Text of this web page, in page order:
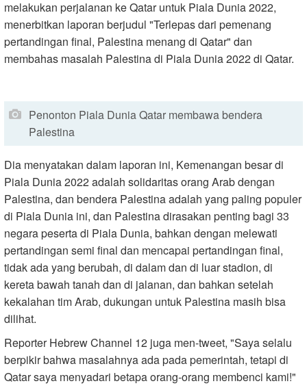
melakukan perjalanan ke Qatar untuk Piala Dunia 2022,
menerbitkan laporan berjudul "Terlepas dari pemenang
pertandingan final, Palestina menang di Qatar" dan
membahas masalah Palestina di Piala Dunia 2022 di Qatar.
Penonton Piala Dunia Qatar membawa bendera
Palestina
Dia menyatakan dalam laporan ini, Kemenangan besar di
Piala Dunia 2022 adalah solidaritas orang Arab dengan
Palestina, dan bendera Palestina adalah yang paling populer
di Piala Dunia ini, dan Palestina dirasakan penting bagi 33
negara peserta di Piala Dunia, bahkan dengan melewati
pertandingan semi final dan mencapai pertandingan final,
tidak ada yang berubah, di dalam dan di luar stadion, di
kereta bawah tanah dan di jalanan, dan bahkan setelah
kekalahan tim Arab, dukungan untuk Palestina masih bisa
dilihat.
Reporter Hebrew Channel 12 juga men-tweet, "Saya selalu
berpikir bahwa masalahnya ada pada pemerintah, tetapi di
Qatar saya menyadari betapa orang-orang membenci kami!"